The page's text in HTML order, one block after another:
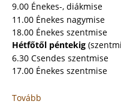
9.00 Énekes-, diákmise
11.00 Énekes nagymise
18.00 Énekes szentmise
Hétfőtől péntekig
6.30 Csendes szentmise
17.00 Énekes szentmise
Tovább